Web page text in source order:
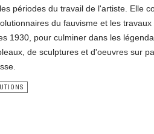
périodes du travail de l'artiste. Elle
du fauvisme et les
1930, pour culminer dans les
de sculptures et d'oeuvres sur